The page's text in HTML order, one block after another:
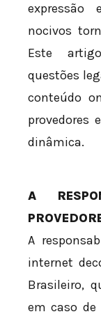
expressão
nocivos
Este
questões
conteúdo
provedores
dinâmica.
A
A
internet
Brasileiro,
em caso de